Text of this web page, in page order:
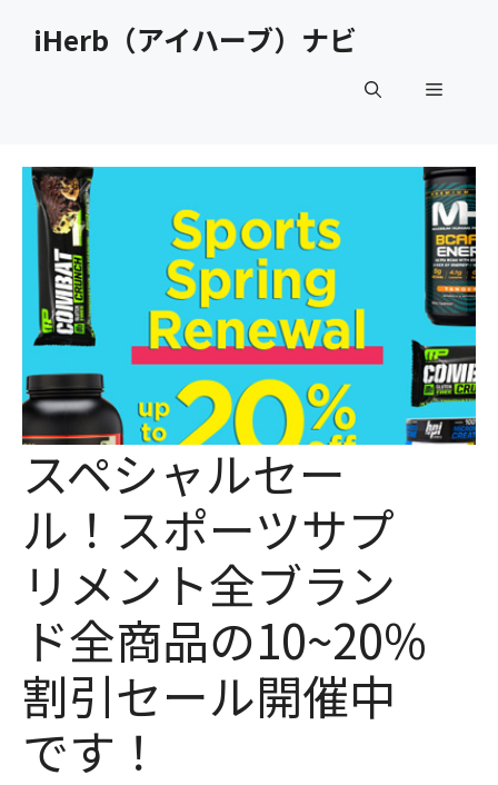
iHerb（アイハーブ）ナビ
メ
ュ
ー
スペシャルセー
ル！スポーツサプ
リメント全ブラン
ド全商品の10~20%
割引セール開催中
です！